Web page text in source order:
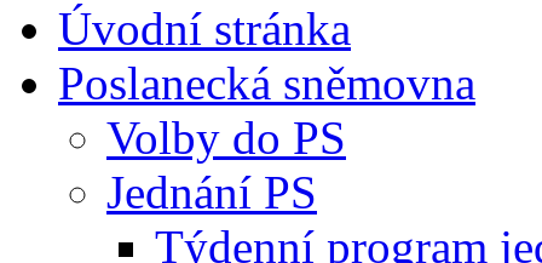
Úvodní stránka
Poslanecká sněmovna
Volby do PS
Jednání PS
Týdenní program